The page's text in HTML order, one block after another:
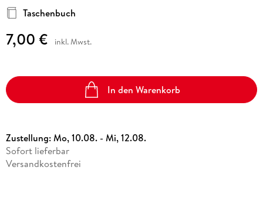
Taschenbuch
7,00 € inkl. Mwst.
In den Warenkorb
Zustellung:Mo, 10.08. - Mi, 12.08.
Sofort lieferbar
Versandkostenfrei